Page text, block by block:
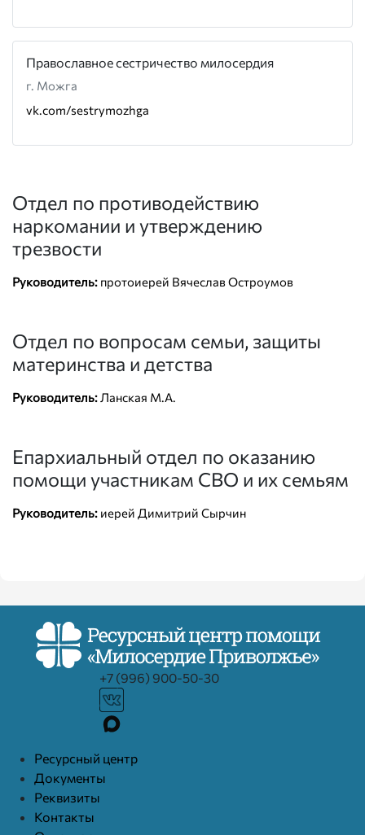
Православное сестричество милосердия
г. Можга
vk.com/sestrymozhga
Отдел по противодействию
наркомании и утверждению
трезвости
Руководитель: протоиерей Вячеслав Остроумов
Отдел по вопросам семьи, защиты
материнства и детства
Руководитель: Ланская М.А.
Епархиальный отдел по оказанию
помощи участникам СВО и их семьям
Руководитель: иерей Димитрий Сырчин
+7 (996) 900-50-30
Ресурcный центр
Документы
Реквизиты
Контакты